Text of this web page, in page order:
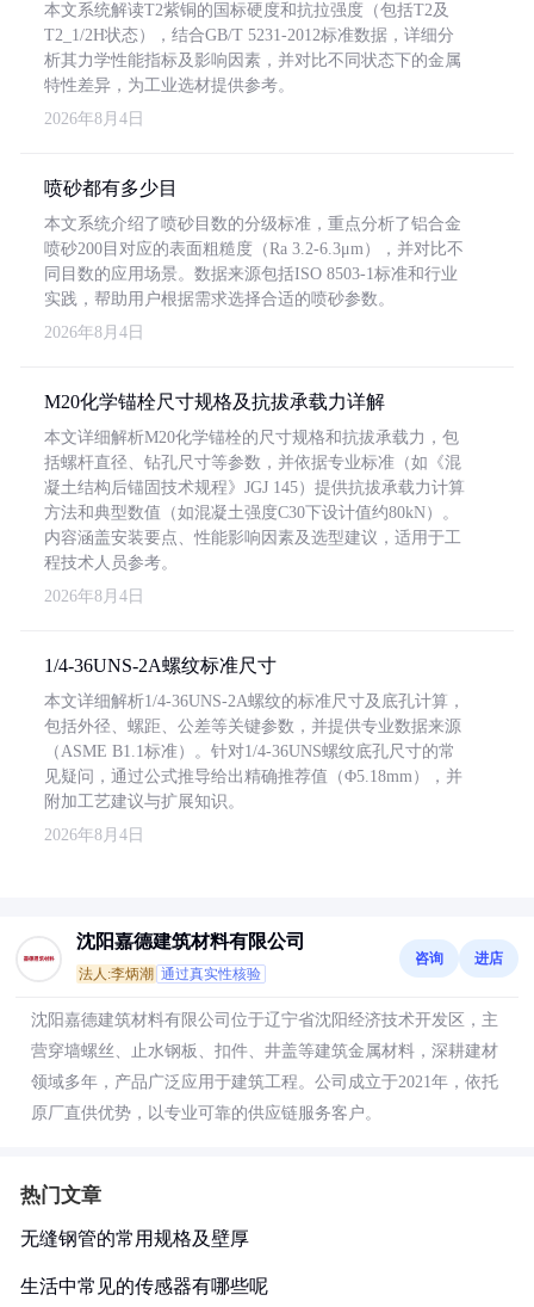
本文系统解读T2紫铜的国标硬度和抗拉强度（包括T2及
T2_1/2H状态），结合GB/T 5231-2012标准数据，详细分
析其力学性能指标及影响因素，并对比不同状态下的金属
特性差异，为工业选材提供参考。
2026年8月4日
喷砂都有多少目
本文系统介绍了喷砂目数的分级标准，重点分析了铝合金
喷砂200目对应的表面粗糙度（Ra 3.2-6.3μm），并对比不
同目数的应用场景。数据来源包括ISO 8503-1标准和行业
实践，帮助用户根据需求选择合适的喷砂参数。
2026年8月4日
M20化学锚栓尺寸规格及抗拔承载力详解
本文详细解析M20化学锚栓的尺寸规格和抗拔承载力，包
括螺杆直径、钻孔尺寸等参数，并依据专业标准（如《混
凝土结构后锚固技术规程》JGJ 145）提供抗拔承载力计算
方法和典型数值（如混凝土强度C30下设计值约80kN）。
内容涵盖安装要点、性能影响因素及选型建议，适用于工
程技术人员参考。
2026年8月4日
1/4-36UNS-2A螺纹标准尺寸
本文详细解析1/4-36UNS-2A螺纹的标准尺寸及底孔计算，
包括外径、螺距、公差等关键参数，并提供专业数据来源
（ASME B1.1标准）。针对1/4-36UNS螺纹底孔尺寸的常
见疑问，通过公式推导给出精确推荐值（Φ5.18mm），并
附加工艺建议与扩展知识。
2026年8月4日
沈阳嘉德建筑材料有限公司
法人:李炳潮 通过真实性核验
咨询 进店
沈阳嘉德建筑材料有限公司位于辽宁省沈阳经济技术开发区，主
营穿墙螺丝、止水钢板、扣件、井盖等建筑金属材料，深耕建材
领域多年，产品广泛应用于建筑工程。公司成立于2021年，依托
原厂直供优势，以专业可靠的供应链服务客户。
热门文章
无缝钢管的常用规格及壁厚
生活中常见的传感器有哪些呢